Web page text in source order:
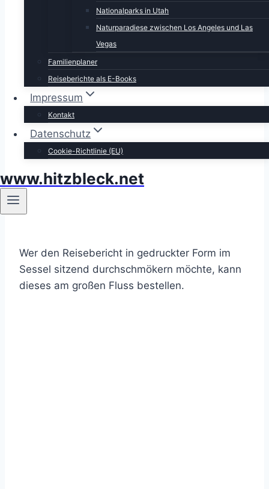
Nationalparks in Utah
Naturparadiese zwischen Los Angeles und Las
Vegas
Familienplaner
Reiseberichte als E-Books
Impressum
Kontakt
Datenschutz
Cookie-Richtlinie (EU)
www.hitzbleck.net
Wer den Reisebericht in gedruckter Form im
Sessel sitzend durchschmökern möchte, kann
dieses am großen Fluss bestellen.